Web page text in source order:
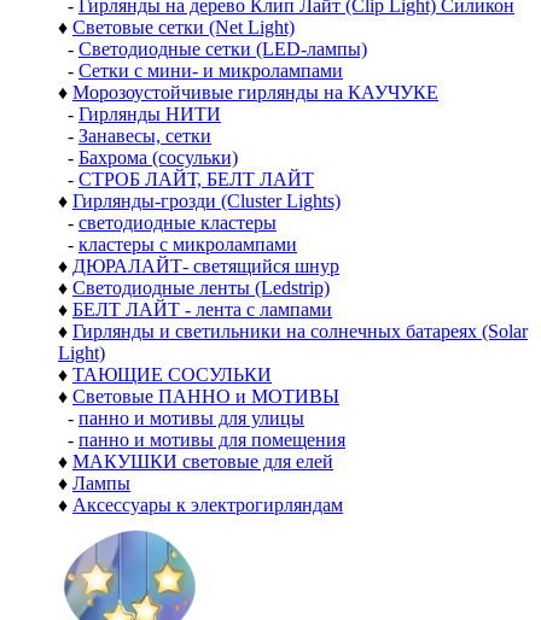
- Гирлянды на дерево Клип Лайт (Clip Light) Силикон
♦ Световые сетки (Net Light)
- Светодиодные сетки (LED-лампы)
- Сетки с мини- и микролампами
♦ Морозоустойчивые гирлянды на КАУЧУКЕ
- Гирлянды НИТИ
- Занавесы, сетки
- Бахрома (сосульки)
- СТРОБ ЛАЙТ, БЕЛТ ЛАЙТ
♦ Гирлянды-грозди (Cluster Lights)
- светодиодные кластеры
- кластеры с микролампами
♦ ДЮРАЛАЙТ- светящийся шнур
♦ Светодиодные ленты (Ledstrip)
♦ БЕЛТ ЛАЙТ - лента с лампами
♦ Гирлянды и светильники на солнечных батареях (Solar
Light)
♦ ТАЮЩИЕ СОСУЛЬКИ
♦ Световые ПАННО и МОТИВЫ
- панно и мотивы для улицы
- панно и мотивы для помещения
♦ МАКУШКИ световые для елей
♦ Лампы
♦ Аксессуары к электрогирляндам